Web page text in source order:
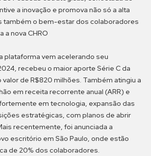
a inovação e promova não só a alta
também o bem-estar dos colaboradores
a nova CHRO
plataforma vem acelerando seu
recebeu o maior aporte Série C da
valor de R$820 milhões. Também atingiu a
em receita recorrente anual (ARR) e
em tecnologia, expansão das
estratégicas, com planos de abrir
recentemente, foi anunciada a
escritório em São Paulo, onde estão
de 20% dos colaboradores.